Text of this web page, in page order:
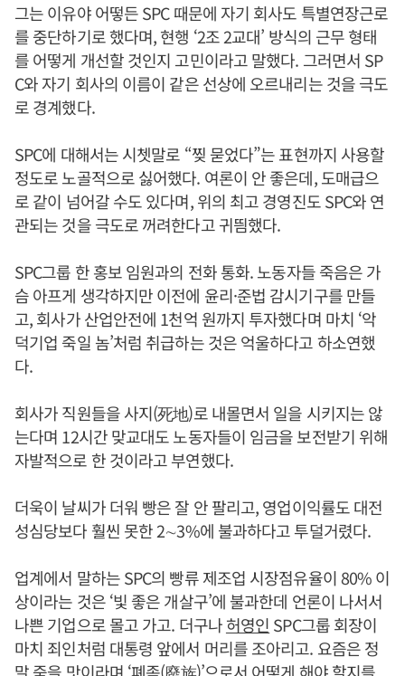
그는 이유야 어떻든 SPC 때문에 자기 회사도 특별연장근로
를 중단하기로 했다며, 현행 ‘2조 2교대’ 방식의 근무 형태
를 어떻게 개선할 것인지 고민이라고 말했다. 그러면서 SP
C와 자기 회사의 이름이 같은 선상에 오르내리는 것을 극도
로 경계했다.
SPC에 대해서는 시쳇말로 “찢 묻었다”는 표현까지 사용할
정도로 노골적으로 싫어했다. 여론이 안 좋은데, 도매급으
로 같이 넘어갈 수도 있다며, 위의 최고 경영진도 SPC와 연
관되는 것을 극도로 꺼려한다고 귀띔했다.
SPC그룹 한 홍보 임원과의 전화 통화. 노동자들 죽음은 가
슴 아프게 생각하지만 이전에 윤리·준법 감시기구를 만들
고, 회사가 산업안전에 1천억 원까지 투자했다며 마치 ‘악
덕기업 죽일 놈’처럼 취급하는 것은 억울하다고 하소연했
다.
회사가 직원들을 사지(死地)로 내몰면서 일을 시키지는 않
는다며 12시간 맞교대도 노동자들이 임금을 보전받기 위해
자발적으로 한 것이라고 부연했다.
더욱이 날씨가 더워 빵은 잘 안 팔리고, 영업이익률도 대전
성심당보다 훨씬 못한 2∼3%에 불과하다고 투덜거렸다.
업계에서 말하는 SPC의 빵류 제조업 시장점유율이 80% 이
상이라는 것은 ‘빛 좋은 개살구’에 불과한데 언론이 나서서
나쁜 기업으로 몰고 가고. 더구나허영인 SPC그룹 회장이
마치 죄인처럼 대통령 앞에서 머리를 조아리고. 요즘은 정